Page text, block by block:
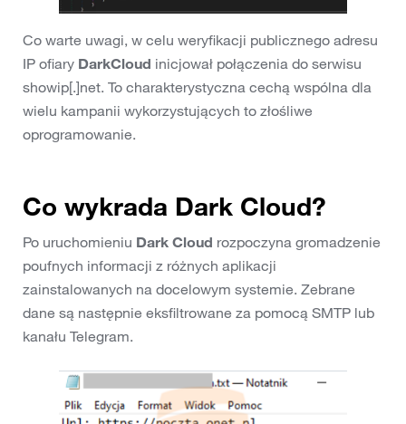
Co warte uwagi, w celu weryfikacji publicznego adresu
IP ofiary DarkCloud inicjował połączenia do serwisu
showip[.]net. To charakterystyczna cechą wspólna dla
wielu kampanii wykorzystujących to złośliwe
oprogramowanie.
Co wykrada Dark Cloud?
Po uruchomieniu Dark Cloud rozpoczyna gromadzenie
poufnych informacji z różnych aplikacji
zainstalowanych na docelowym systemie. Zebrane
dane są następnie eksfiltrowane za pomocą SMTP lub
kanału Telegram.